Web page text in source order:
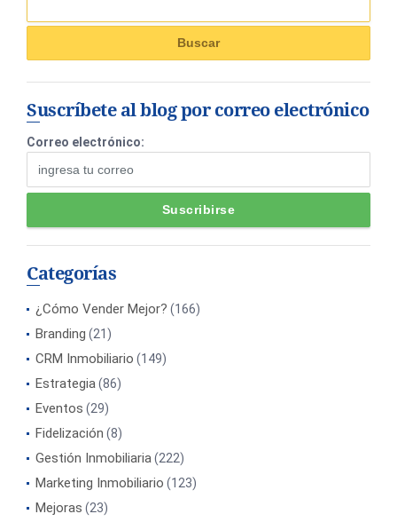
Suscríbete al blog por correo electrónico
Correo electrónico:
Categorías
¿Cómo Vender Mejor? (166)
Branding (21)
CRM Inmobiliario (149)
Estrategia(86)
Eventos (29)
Fidelización (8)
Gestión Inmobiliaria(222)
Marketing Inmobiliario (123)
Mejoras (23)